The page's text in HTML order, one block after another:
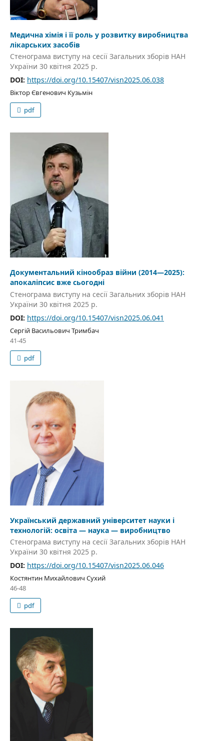
Медична хімія і її роль у розвитку виробництва
лікарських засобів
Стенограма виступу на сесії Загальних зборів НАН
України 30 квітня 2025 р.
DOI: https://doi.org/10.15407/visn2025.06.038
Віктор Євгенович Кузьмін
pdf
Документальний кінообраз війни (2014—2025):
апокаліпсис вже сьогодні
Стенограма виступу на сесії Загальних зборів НАН
України 30 квітня 2025 р.
DOI: https://doi.org/10.15407/visn2025.06.041
Сергій Васильович Тримбач
41-45
pdf
Український державний університет науки і
технологій: освіта — наука — виробництво
Стенограма виступу на сесії Загальних зборів НАН
України 30 квітня 2025 р.
DOI: https://doi.org/10.15407/visn2025.06.046
Костянтин Михайлович Сухий
46-48
pdf